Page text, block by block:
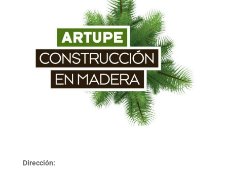
Dirección: